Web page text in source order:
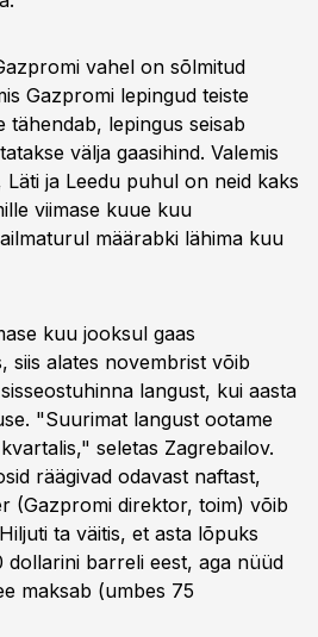
vahel on sõlmitud
Gazpromi lepingud teiste
tähendab, lepingus seisab
välja gaasihind. Valemis
ja Leedu puhul on neid kaks
viimase kuue kuu
määrabki lähima kuu
kuu jooksul gaas
siis alates novembrist võib
langust, kui aasta
"Suurimat langust ootame
seletas Zagrebailov.
räägivad odavast naftast,
(Gazpromi direktor, toim) võib
ta väitis, et asta lõpuks
dollarini barreli eest, aga nüüd
maksab (umbes 75